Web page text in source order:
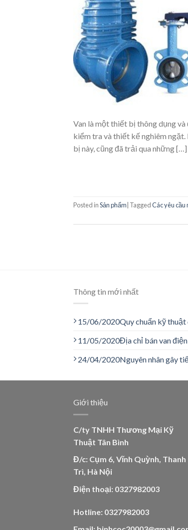
Van là một thiết bị thông dụng
kiểm tra và thiết kế nghiêm
bị này, cũng đã trải qua những […]
Posted inSản phẩm TaggedCác yêu
Thông tin mới nhất
15/06/2020Quy chuẩn kỹ
11/05/2020Địa chỉ bán van
24/04/2020Nguyên nhân gây
Giới thiệu
C/ty TNHH Thương Mại Kỹ
Thuật Tân Bình
Đ/c: Cụm 6, Vĩnh Quỳnh, Thanh
Trì, Hà Nội
Điện thoại: 0327982003
Hotline: 0327982003